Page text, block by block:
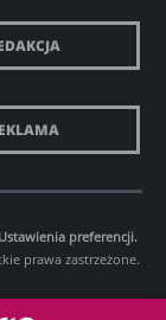
Ustawienia preferencji.
prawa zastrzeżone.